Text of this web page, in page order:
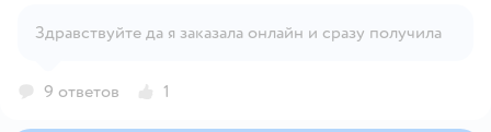
Открыть вопрос
Здравствуйте да я заказала онлайн и сразу получила
9 ответов 1